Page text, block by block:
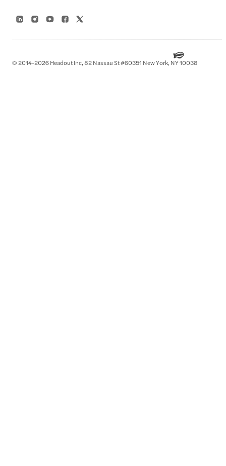
© 2014-2026 Headout Inc, 82 Nassau St #60351 New York, NY 10038